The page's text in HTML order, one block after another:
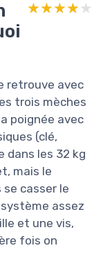
★★★★★
★★★★★
retrouve avec
trois mèches
poignée avec
(clé,
dans les 32 kg
mais le
casser le
assez
et une vis,
fois on